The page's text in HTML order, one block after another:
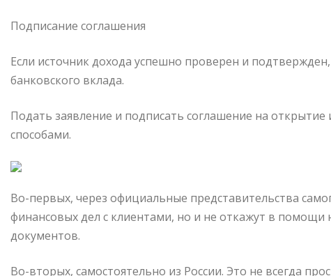
Подписание соглашения
Если источник дохода успешно проверен и
банковского вклада.
Подать заявление и подписать соглашение на
способами.
Во-первых, через официальные представительства
финансовых дел с клиентами, но и не откажут в помощи
документов.
Во-вторых, самостоятельно из России. Это не всегда